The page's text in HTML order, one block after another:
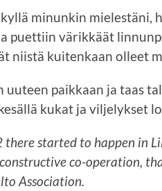
minunkin mielestäni,
puettiin värikkäät
niistä kuitenkaan olleet
paikkaan ja taas
kukat ja viljelykset
started to happen in
co-operation,
Association.